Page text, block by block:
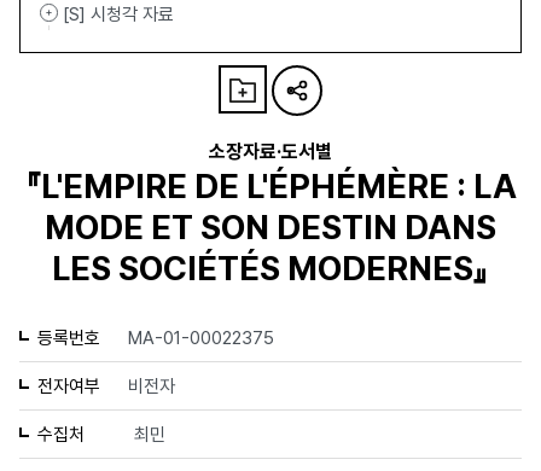
[S] 시청각 자료
소장자료·도서별
『L'EMPIRE DE L'ÉPHÉMÈRE : LA
MODE ET SON DESTIN DANS
LES SOCIÉTÉS MODERNES』
등록번호 MA-01-00022375
전자여부 비전자
수집처 최민